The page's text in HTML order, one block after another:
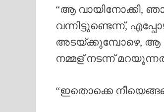
“ആ വായിനോക്കി,
വന്നിട്ടുണ്ടെന്ന്,
അടയ്ക്കുമ്പോഴെ, ആ
നമ്മള് നടന്ന്
“ഇതൊക്കെ